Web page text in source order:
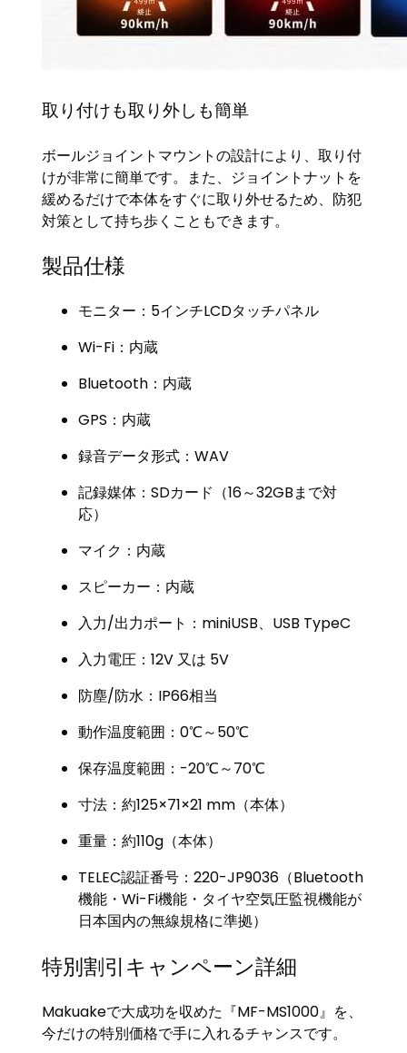
取り付けも取り外しも簡単
ボールジョイントマウントの設計により、取り付
けが非常に簡単です。また、ジョイントナットを
緩めるだけで本体をすぐに取り外せるため、防犯
対策として持ち歩くこともできます。
製品仕様
モニター：5インチLCDタッチパネル
Wi-Fi：内蔵
Bluetooth：内蔵
GPS：内蔵
録音データ形式：WAV
記録媒体：SDカード（16～32GBまで対
応）
マイク：内蔵
スピーカー：内蔵
入力/出力ポート：miniUSB、USB TypeC
入力電圧：12V 又は 5V
防塵/防水：IP66相当
動作温度範囲：0℃～50℃
保存温度範囲：-20℃～70℃
寸法：約125×71×21 mm（本体）
重量：約110g（本体）
TELEC認証番号：220-JP9036（Bluetooth
機能・Wi-Fi機能・タイヤ空気圧監視機能が
日本国内の無線規格に準拠）
特別割引キャンペーン詳細
Makuakeで大成功を収めた『MF-MS1000』を、
今だけの特別価格で手に入れるチャンスです。